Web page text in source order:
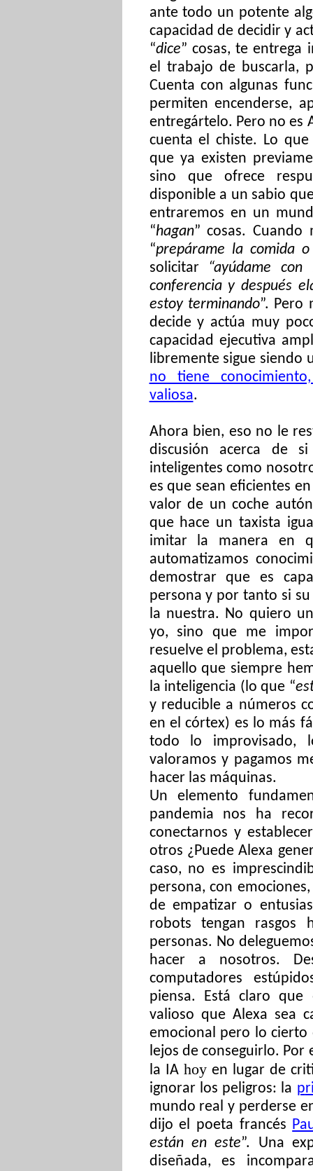
ante todo un potente
capacidad de decidir y
“dice” cosas, te
el trabajo de buscarla,
Cuenta con algunas
permiten encenderse,
entregártelo. Pero no es
cuenta el chiste. Lo
que ya existen
sino que ofrece
disponible a un sabio
entraremos en un
“hagan” cosas.
“prepárame la comida
solicitar“ayúdame con
conferencia y después
estoy terminando”. Pero
decide y actúa muy
capacidad ejecutiva
libremente sigue siendo
no tiene
valiosa.
Ahora bien, eso no le
discusión acerca de
inteligentes como
es que sean eficientes
valor de un coche
que hace un taxista
imitar la manera en
automatizamos
demostrar que es
persona y por tanto si
la nuestra. No quiero
yo, sino que me
resuelve el problema,
aquello que siempre
la inteligencia (lo que “
y reducible a números
en el córtex) es lo más
todo lo improvisado,
valoramos y pagamos
hacer las máquinas.
Un elemento
pandemia nos ha
conectarnos y
otros ¿Puede Alexa
caso, no es
persona, con
de empatizar o
robots tengan rasgos
personas. No
hacer a nosotros.
computadores
piensa. Está claro que
valioso que Alexa sea
emocional pero lo cierto
lejos de conseguirlo.
la IA hoyen lugar de
ignorar los peligros: la p
mundo real y perderse
dijo el poeta francés
están en este”. Una
diseñada, es